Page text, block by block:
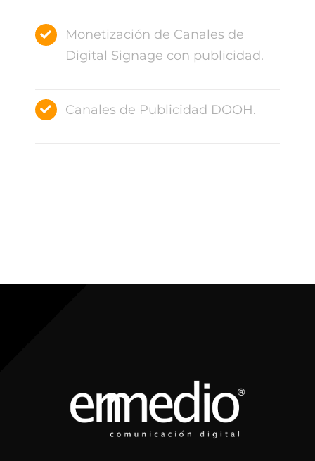
Monetización de Canales de
Digital Signage con publicidad.
Canales de Publicidad DOOH.